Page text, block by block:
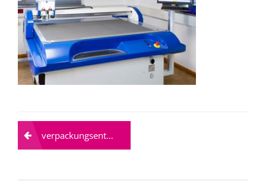
Beitragsnavigation
verpackungsentwicklung-plotter